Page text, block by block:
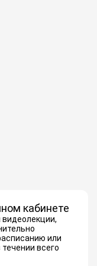
кабинете
или
всего